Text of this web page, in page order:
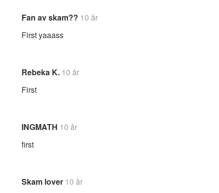
Fan av skam?? 10 år
First yaaass
Rebeka K. 10 år
First
INGMATH 10 år
first
Skam lover 10 år